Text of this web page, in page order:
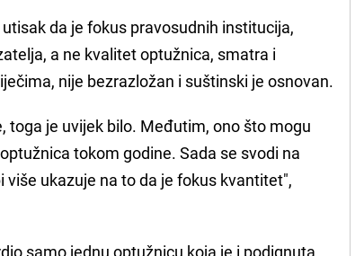
da je fokus pravosudnih institucija,
a ne kvalitet optužnica, smatra i
nije bezrazložan i suštinski je osnovan.
toga je uvijek bilo. Međutim, ono što mogu
tokom godine. Sada se svodi na
ukazuje na to da je fokus kvantitet",
samo jednu optužnicu koja je i podignuta